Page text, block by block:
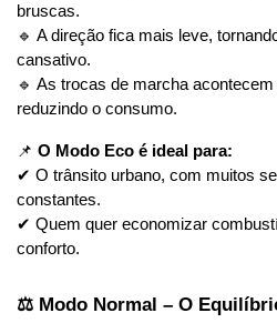
bruscas.
🔹 A direção fica mais leve,
cansativo.
🔹 As trocas de marcha
reduzindo o consumo.
📌 O Modo Eco é ideal para:
✔ O trânsito urbano, com muitos
constantes.
✔ Quem quer economizar
conforto.
⚖ Modo Normal – O